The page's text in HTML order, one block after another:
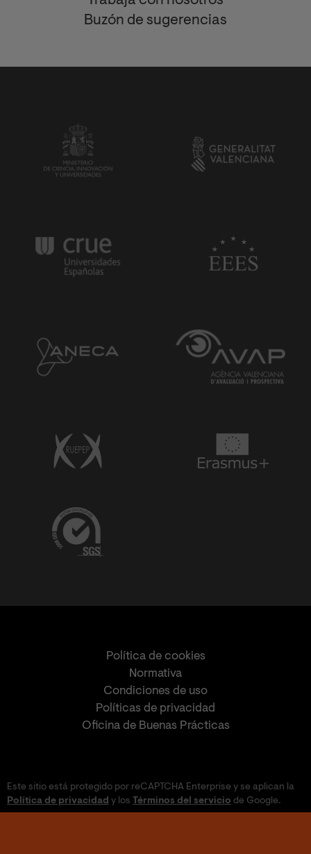
Buzón de sugerencias
Política de cookies
Normativa
Condiciones de uso
Políticas de privacidad
Oficina de Buenas Prácticas
Este sitio está protegido por reCAPTCHA Enterprise y se aplican la
Política de privacidad y los Términos del servicio de Google.